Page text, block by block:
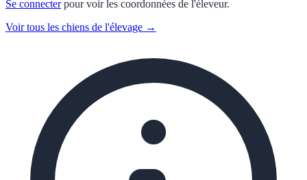
Se connecterpour voir les coordonnées de l'éleveur.
Voir tous les chiens de l'élevage →